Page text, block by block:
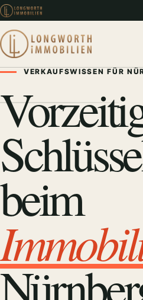
VERKAUFSWISSEN FÜR
beim